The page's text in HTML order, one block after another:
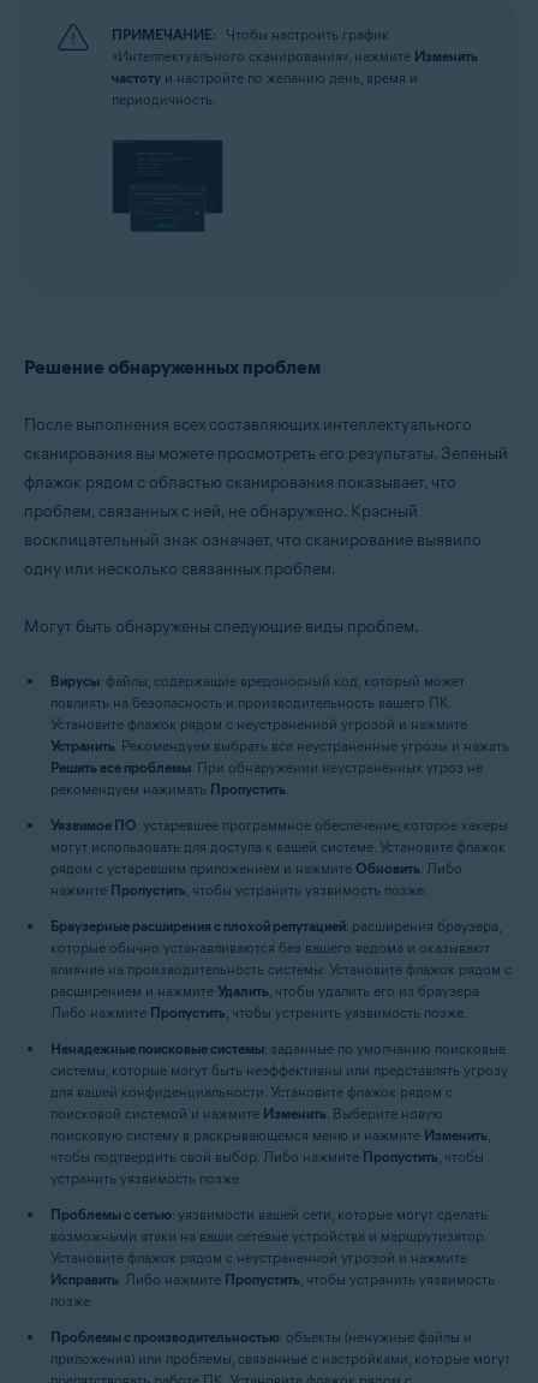
ПРИМЕЧАНИЕ:
Чтобы настроить график
«Интеллектуального сканирования», нажмите Изменить
частоту и настройте по желанию день, время и
периодичность.
Решение обнаруженных проблем
После выполнения всех составляющих интеллектуального
сканирования вы можете просмотреть его результаты. Зеленый
флажок рядом с областью сканирования показывает, что
проблем, связанных с ней, не обнаружено. Красный
восклицательный знак означает, что сканирование выявило
одну или несколько связанных проблем.
Могут быть обнаружены следующие виды проблем.
Вирусы: файлы, содержащие вредоносный код, который может
повлиять на безопасность и производительность вашего ПК.
Установите флажок рядом с неустраненной угрозой и нажмите
Устранить. Рекомендуем выбрать все неустраненные угрозы и нажать
Решить все проблемы. При обнаружении неустраненных угроз не
рекомендуем нажимать Пропустить.
Уязвимое ПО: устаревшее программное обеспечение, которое хакеры
могут использовать для доступа к вашей системе. Установите флажок
рядом с устаревшим приложением и нажмите Обновить. Либо
нажмите Пропустить, чтобы устранить уязвимость позже.
Браузерные расширения с плохой репутацией: расширения браузера,
которые обычно устанавливаются без вашего ведома и оказывают
влияние на производительность системы. Установите флажок рядом с
расширением и нажмите Удалить, чтобы удалить его из браузера.
Либо нажмите Пропустить, чтобы устранить уязвимость позже.
Ненадежные поисковые системы: заданные по умолчанию поисковые
системы, которые могут быть неэффективны или представлять угрозу
для вашей конфиденциальности. Установите флажок рядом с
поисковой системой и нажмите Изменить. Выберите новую
поисковую систему в раскрывающемся меню и нажмите Изменить,
чтобы подтвердить свой выбор. Либо нажмите Пропустить, чтобы
устранить уязвимость позже.
Проблемы с сетью: уязвимости вашей сети, которые могут сделать
возможными атаки на ваши сетевые устройства и маршрутизатор.
Установите флажок рядом с неустраненной угрозой и нажмите
Исправить. Либо нажмите Пропустить, чтобы устранить уязвимость
позже.
Проблемы с производительностью: объекты (ненужные файлы и
приложения) или проблемы, связанные с настройками, которые могут